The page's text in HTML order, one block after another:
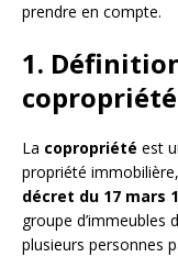
prendre en compte.
1.
copropriété
La copropriété est
propriété
décret du 17 mars
groupe
plusieurs personnes